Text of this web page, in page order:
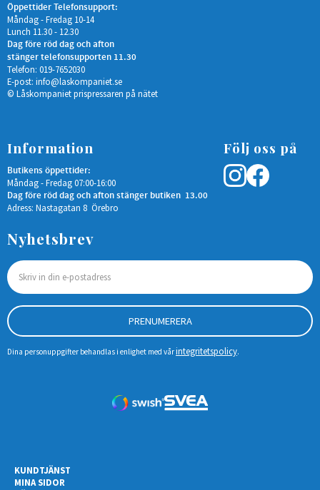
Öppettider Telefonsupport:
Måndag - Fredag 10-14
Lunch 11.30 - 12.30
Dag före röd dag och afton
stänger telefonsupporten 11.30
Telefon: 019-7652030
E-post: info@laskompaniet.se
© Låskompaniet prispressaren på nätet
Information
Butikens öppettider:
Måndag - Fredag 07:00-16:00
Dag före röd dag och afton stänger butiken 13.00
Adress: Nastagatan 8 Örebro
Följ oss på
Nyhetsbrev
PRENUMERERA
Dina personuppgifter behandlas i enlighet med vårintegritetspolicy.
KUNDTJÄNST
MINA SIDOR